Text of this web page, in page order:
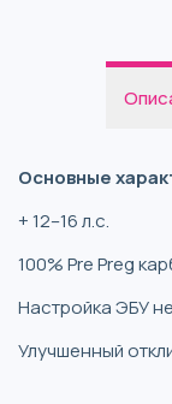
Основные
+ 12–16 л.с.
100% Pre Preg
Настройка ЭБУ
Улучшенный